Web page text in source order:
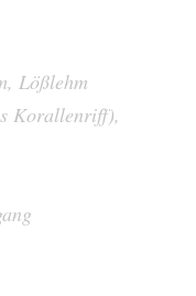
Lößlehm
Korallenriff),